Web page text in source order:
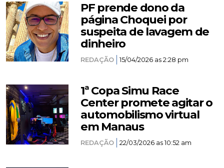
PF prende dono da
página Choquei por
suspeita de lavagem de
dinheiro
REDAÇÃO 15/04/2026 as 2:28 pm
1ª Copa Simu Race
Center promete agitar o
automobilismo virtual
em Manaus
REDAÇÃO 22/03/2026 as 10:52 am